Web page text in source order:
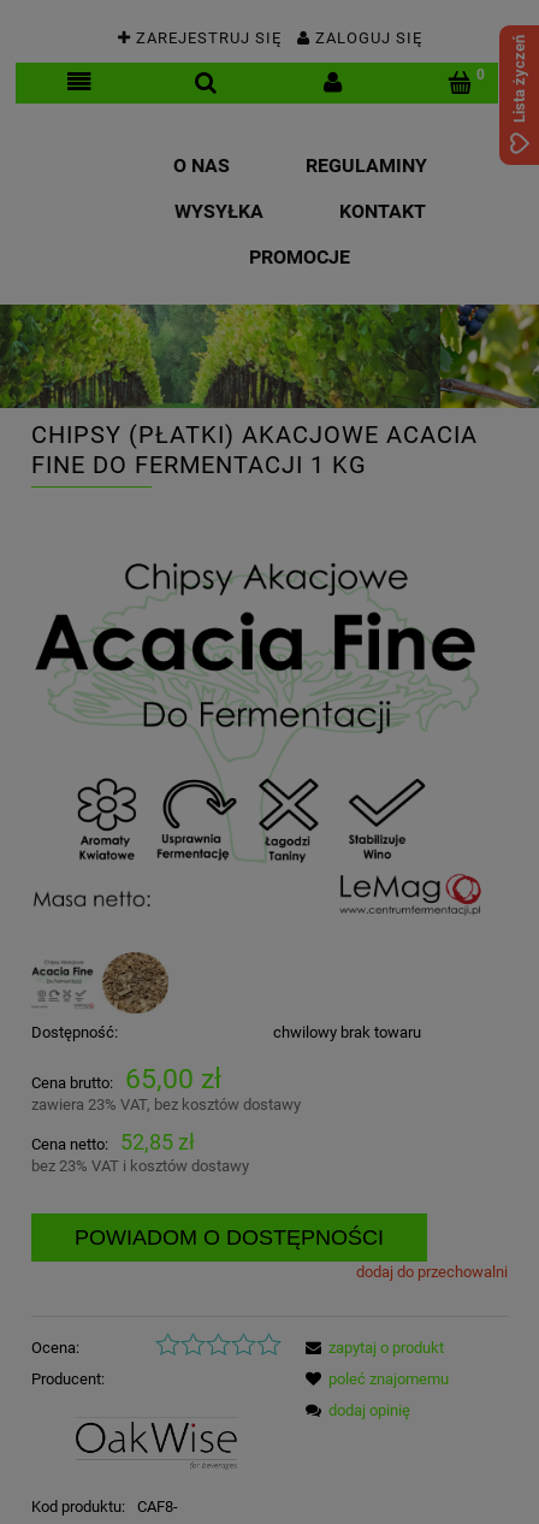
ZAREJESTRUJ SIĘ ZALOGUJ SIĘ
O NAS
REGULAMINY
WYSYŁKA
KONTAKT
PROMOCJE
CHIPSY (PŁATKI) AKACJOWE ACACIA
FINE DO FERMENTACJI 1 KG
Dostępność: chwilowy brak towaru
Cena brutto: 65,00 zł
zawiera 23% VAT, bez kosztów dostawy
Cena netto: 52,85 zł
bez 23% VAT i kosztów dostawy
POWIADOM O DOSTĘPNOŚCI
dodaj do przechowalni
Ocena:
Producent:
Kod produktu:
CAF8-
zapytaj o produkt
poleć znajomemu
dodaj opinię
Lista życzeń